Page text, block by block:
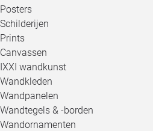
Posters
Schilderijen
Prints
Canvassen
IXXI wandkunst
Wandkleden
Wandpanelen
Wandtegels & -borden
Wandornamenten